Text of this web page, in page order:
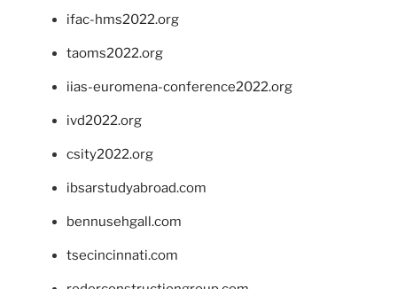
ifac-hms2022.org
taoms2022.org
iias-euromena-conference2022.org
ivd2022.org
csity2022.org
ibsarstudyabroad.com
bennusehgall.com
tsecincinnati.com